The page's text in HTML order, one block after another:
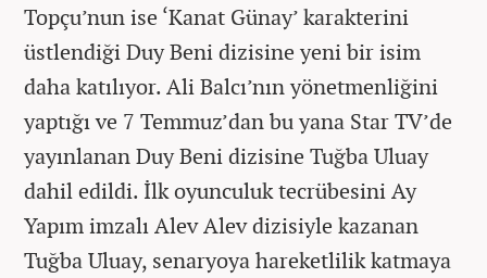
Topçu’nun ise ‘Kanat Günay’ karakterini
üstlendiği Duy Beni dizisine yeni bir isim
daha katılıyor. Ali Balcı’nın yönetmenliğini
yaptığı ve 7 Temmuz’dan bu yana Star TV’de
yayınlanan Duy Beni dizisine Tuğba Uluay
dahil edildi. İlk oyunculuk tecrübesini Ay
Yapım imzalı Alev Alev dizisiyle kazanan
Tuğba Uluay, senaryoya hareketlilik katmaya